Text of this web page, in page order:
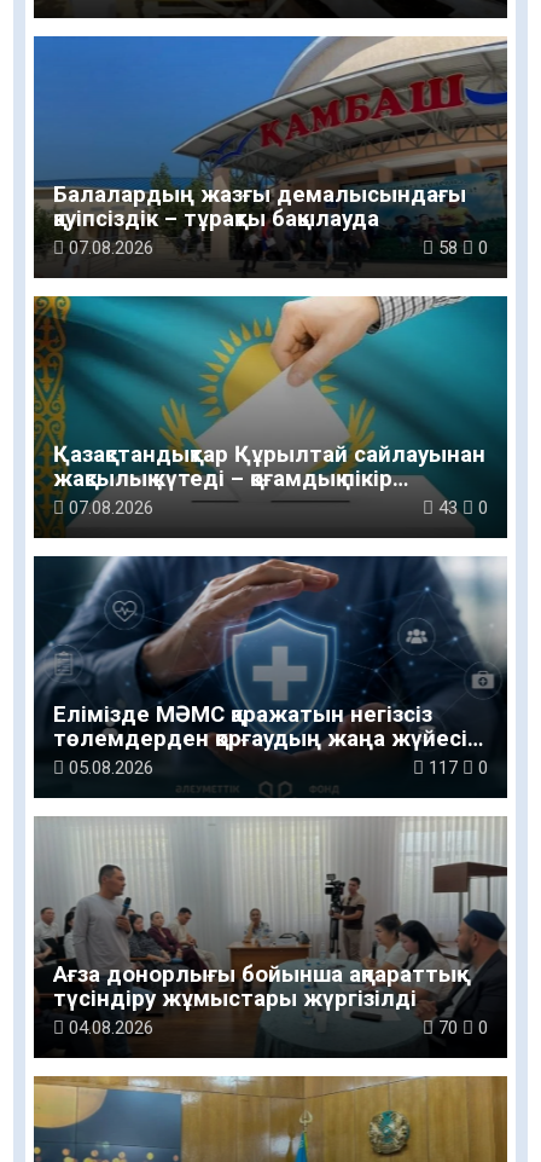
Балалардың жазғы демалысындағы
қауіпсіздік – тұрақты бақылауда
07.08.2026 58 0
Қазақстандықтар Құрылтай сайлауынан
жақсылық күтеді – қоғамдық пікір
зерттеуі
07.08.2026 43 0
Елімізде МӘМС қаражатын негізсіз
төлемдерден қорғаудың жаңа жүйесі
құрылуда
05.08.2026 117 0
Ағза донорлығы бойынша ақпараттық-
түсіндіру жұмыстары жүргізілді
04.08.2026 70 0